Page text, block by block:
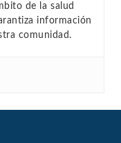
de la salud
información
comunidad.